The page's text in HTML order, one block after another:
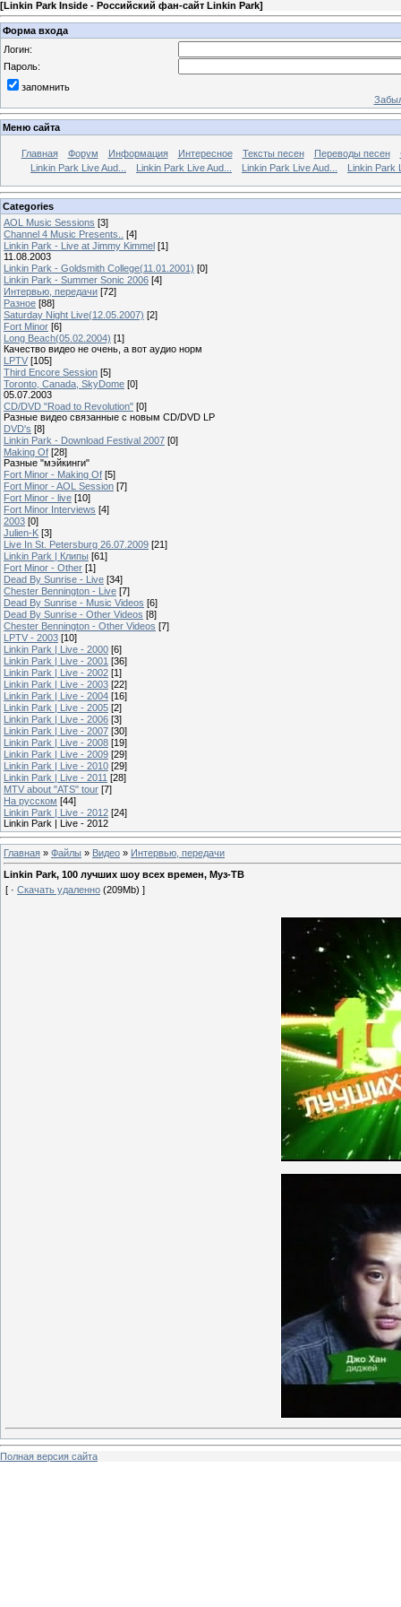
[Linkin Park Inside - Российский фан-сайт Linkin Park]
Форма входа
Логин:
Пароль:
запомнить
Меню сайта
Главная Форум Информация Интересное Тексты песен Переводы песен
Linkin Park Live Aud...
Linkin Park Live Aud... Linkin Park Live Aud... Linkin Park
Categories
AOL Music Sessions [3]
Channel 4 Music Presents..
[4]
Linkin Park - Live at Jimmy Kimmel [1]
11.08.2003
Linkin Park - Goldsmith College(11.01.2001) [0]
Linkin Park - Summer Sonic 2006 [4]
Интервью, передачи [72]
Разное [88]
Saturday Night Live(12.05.2007) [2]
Fort Minor [6]
Long Beach(05.02.2004) [1]
Качество видео не очень, а вот аудио норм
LPTV [105]
Third Encore Session [5]
Toronto, Canada, SkyDome [0]
05.07.2003
CD/DVD "Road to Revolution" [0]
Разные видео связанные с новым CD/DVD LP
DVD's [8]
Linkin Park - Download Festival 2007 [0]
Making Of [28]
Разные "мэйкинги"
Fort Minor - Making Of [5]
Fort Minor - AOL Session [7]
Fort Minor - live [10]
Fort Minor Interviews [4]
2003 [0]
Julien-K [3]
Live In St. Petersburg 26.07.2009 [21]
Linkin Park | Клипы [61]
Fort Minor - Other [1]
Dead By Sunrise - Live [34]
Chester Bennington - Live [7]
Dead By Sunrise - Music Videos [6]
Dead By Sunrise - Other Videos [8]
Chester Bennington - Other Videos [7]
LPTV - 2003 [10]
Linkin Park | Live - 2000 [6]
Linkin Park | Live - 2001 [36]
Linkin Park | Live - 2002 [1]
Linkin Park | Live - 2003 [22]
Linkin Park | Live - 2004 [16]
Linkin Park | Live - 2005 [2]
Linkin Park | Live - 2006 [3]
Linkin Park | Live - 2007 [30]
Linkin Park | Live - 2008 [19]
Linkin Park | Live - 2009 [29]
Linkin Park | Live - 2010 [29]
Linkin Park | Live - 2011 [28]
MTV about "ATS" tour [7]
На русском [44]
Linkin Park | Live - 2012 [24]
Linkin Park | Live - 2012
Главная » Файлы » Видео » Интервью, передачи
Linkin Park, 100 лучших шоу всех времен, Муз-ТВ
[ · Скачать удаленно (209Mb) ]
Полная версия сайта